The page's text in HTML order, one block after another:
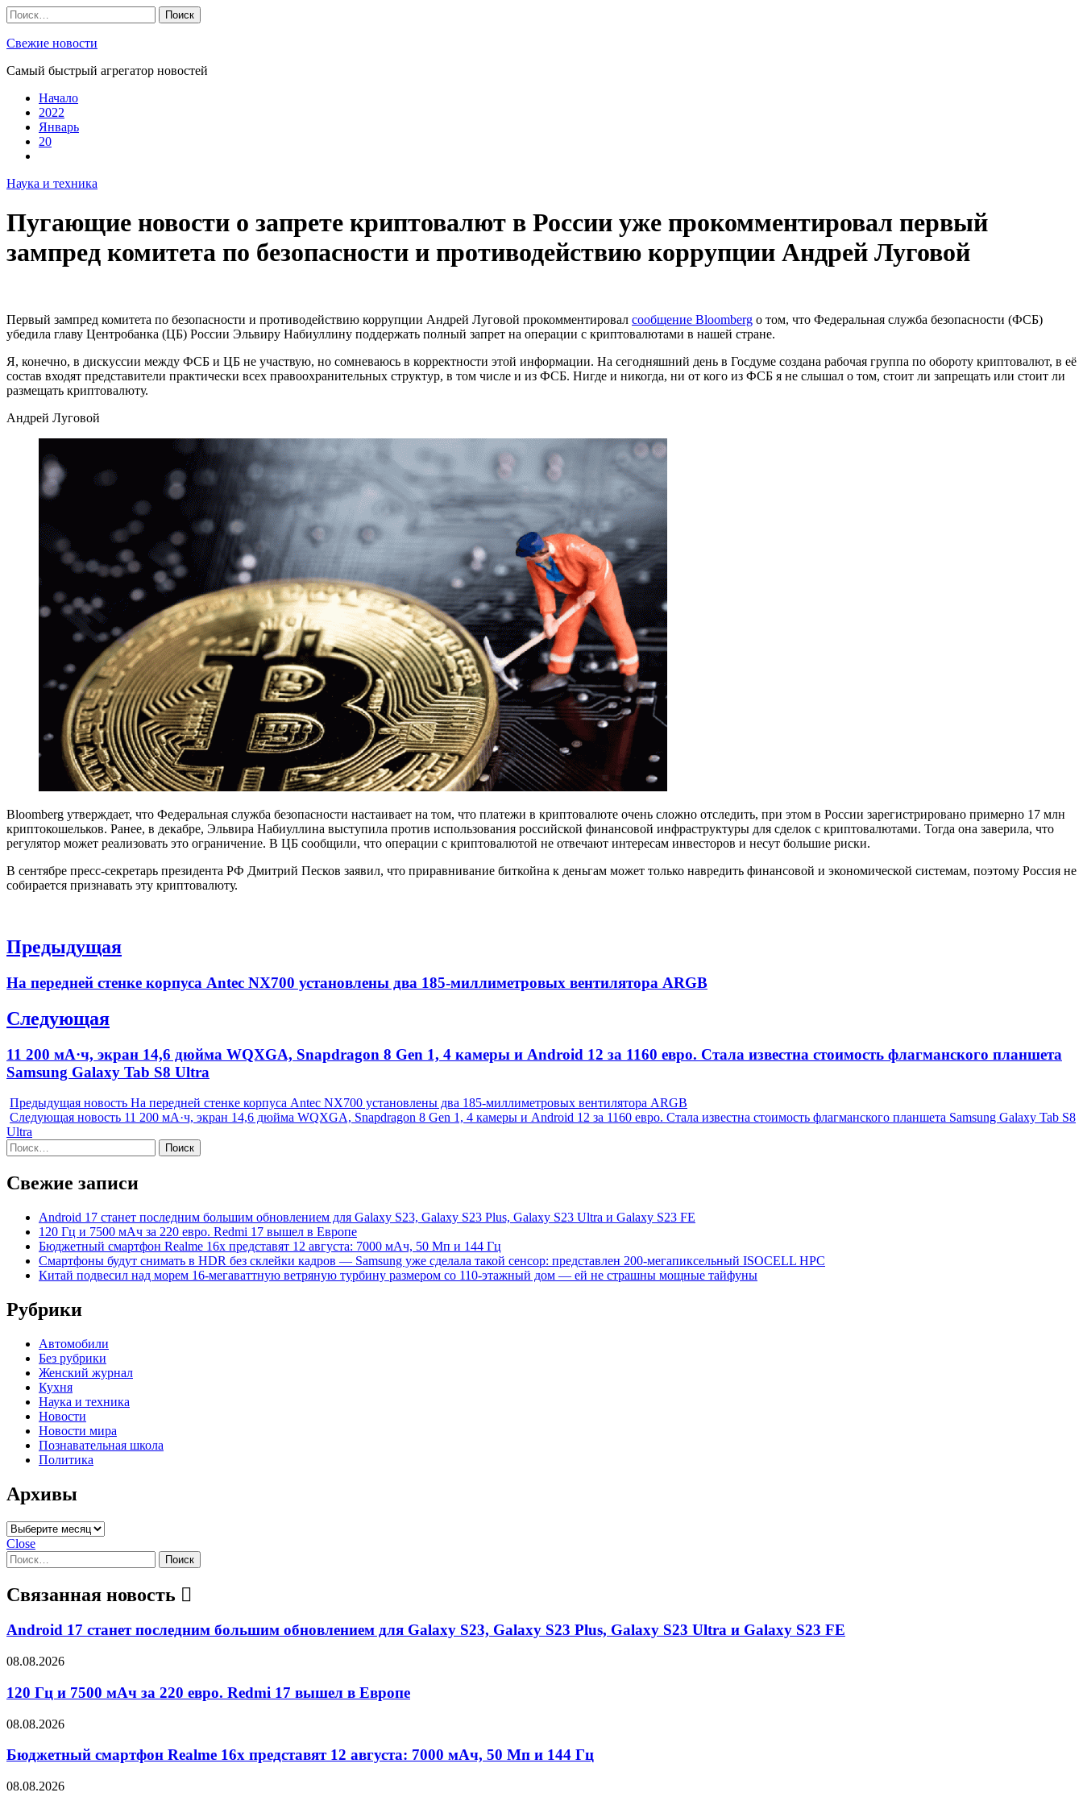
Skip
to
content
Найти:
Свежие новости
Самый быстрый агрегатор новостей
Начало
2022
Январь
20
Наука и техника
Пугающие новости о запрете криптовалют в России уже прокомментировал первый
зампред комитета по безопасности и противодействию коррупции Андрей Луговой
Первый зампред комитета по безопасности и противодействию коррупции Андрей Луговой прокомментировал сообщение Bloomberg о том, что Федеральная служба безопасности (ФСБ)
убедила главу Центробанка (ЦБ) России Эльвиру Набиуллину поддержать полный запрет на операции с криптовалютами в нашей стране.
Я, конечно, в дискуссии между ФСБ и ЦБ не участвую, но сомневаюсь в корректности этой информации. На сегодняшний день в Госдуме создана рабочая группа по обороту криптовалют, в её
состав входят представители практически всех правоохранительных структур, в том числе и из ФСБ. Нигде и никогда, ни от кого из ФСБ я не слышал о том, стоит ли запрещать или стоит ли
размещать криптовалюту.
Андрей Луговой
Bloomberg утверждает, что Федеральная служба безопасности настаивает на том, что платежи в криптовалюте очень сложно отследить, при этом в России зарегистрировано примерно 17 млн
криптокошельков. Ранее, в декабре, Эльвира Набиуллина выступила против использования российской финансовой инфраструктуры для сделок с криптовалютами. Тогда она заверила, что
регулятор может реализовать это ограничение. В ЦБ сообщили, что операции с криптовалютой не отвечают интересам инвесторов и несут большие риски.
В сентябре пресс-секретарь президента РФ Дмитрий Песков заявил, что приравнивание биткойна к деньгам может только навредить финансовой и экономической системам, поэтому Россия не
собирается признавать эту криптовалюту.
Навигация
записям
Предыдущая
Previous
На передней стенке корпуса Antec NX700 установлены два 185-миллиметровых вентилятора ARGB
Следующая
Next
post:
11 200 мА·ч, экран 14,6 дюйма WQXGA, Snapdragon 8 Gen 1, 4 камеры и Android 12 за 1160 евро. Стала известна стоимость флагманского планшета
Samsung Galaxy Tab S8 Ultra
Предыдущая новость На передней стенке корпуса Antec NX700 установлены два 185-миллиметровых вентилятора ARGB
Следующая новость 11 200 мА·ч, экран 14,6 дюйма WQXGA, Snapdragon 8 Gen 1, 4 камеры и Android 12 за 1160 евро. Стала известна стоимость флагманского планшета Samsung Galaxy Tab S8
Ultra
Найти:
Свежие записи
Android 17 станет последним большим обновлением для Galaxy S23, Galaxy S23 Plus, Galaxy S23 Ultra и Galaxy S23 FE
120 Гц и 7500 мАч за 220 евро. Redmi 17 вышел в Европе
Бюджетный смартфон Realme 16x представят 12 августа: 7000 мАч, 50 Мп и 144 Гц
Смартфоны будут снимать в HDR без склейки кадров — Samsung уже сделала такой сенсор: представлен 200-мегапиксельный ISOCELL HPC
Китай подвесил над морем 16-мегаваттную ветряную турбину размером со 110-этажный дом — ей не страшны мощные тайфуны
Рубрики
Автомобили
Без рубрики
Женский журнал
Кухня
Наука и техника
Новости
Новости мира
Познавательная школа
Политика
Архивы
Архивы
Close
Найти:
Связанная новость
Android 17 станет последним большим обновлением для Galaxy S23, Galaxy S23 Plus, Galaxy S23 Ultra и Galaxy S23 FE
08.08.2026
120 Гц и 7500 мАч за 220 евро. Redmi 17 вышел в Европе
08.08.2026
Бюджетный смартфон Realme 16x представят 12 августа: 7000 мАч, 50 Мп и 144 Гц
08.08.2026